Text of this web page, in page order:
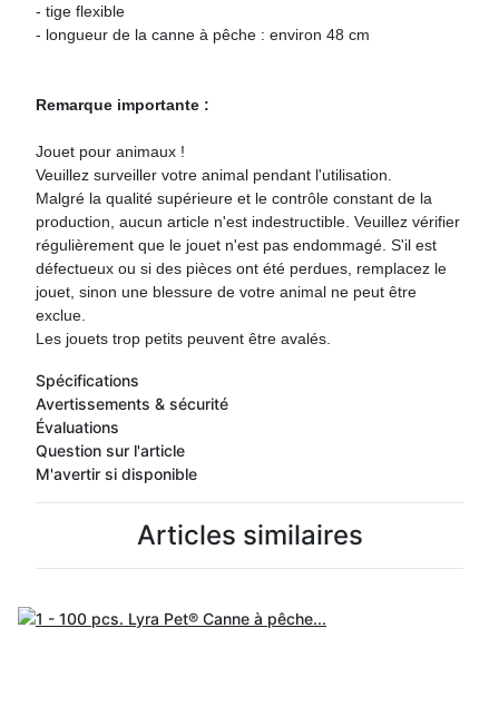
- tige flexible
- longueur de la canne à pêche : environ 48 cm
Remarque importante :
Jouet pour animaux !
Veuillez surveiller votre animal pendant l'utilisation.
Malgré la qualité supérieure et le contrôle constant de la
production, aucun article n'est indestructible. Veuillez vérifier
régulièrement que le jouet n'est pas endommagé. S'il est
défectueux ou si des pièces ont été perdues, remplacez le
jouet, sinon une blessure de votre animal ne peut être
exclue.
Les jouets trop petits peuvent être avalés.
Spécifications
Avertissements & sécurité
Évaluations
Question sur l'article
M'avertir si disponible
Articles similaires